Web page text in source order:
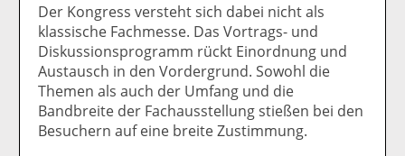
Der Kongress versteht sich dabei nicht als
klassische Fachmesse. Das Vortrags- und
Diskussionsprogramm rückt Einordnung und
Austausch in den Vordergrund. Sowohl die
Themen als auch der Umfang und die
Bandbreite der Fachausstellung stießen bei den
Besuchern auf eine breite Zustimmung.